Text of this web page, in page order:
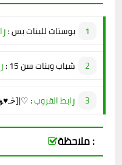
بوستات للبنات بس :ر
شباب وبنات سن 15 : ر
♡|[څـ♥ﯟآﻃږ❀ﻣﺗﻧـ🥀ﯟ؏ـﮭ]|♡ : رابط القروب
ملاحظة :